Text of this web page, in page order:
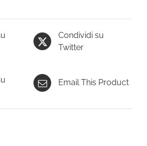
Condividi su
Twitter
Email This Product